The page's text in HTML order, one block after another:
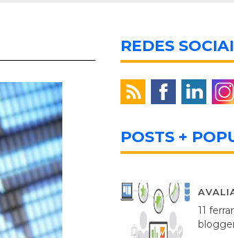
REDES
POSTS +
11